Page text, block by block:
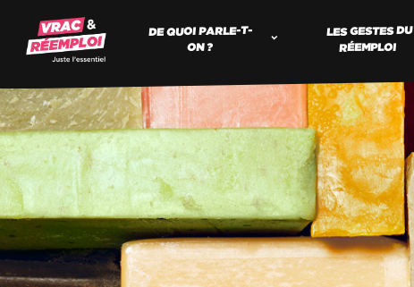
DE QUOI PARLE-T-
ON ?
LES GESTES DU
RÉEMPLOI